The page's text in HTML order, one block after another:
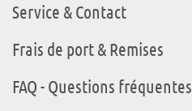
Service & Contact
Frais de port & Remises
FAQ - Questions fréquentes